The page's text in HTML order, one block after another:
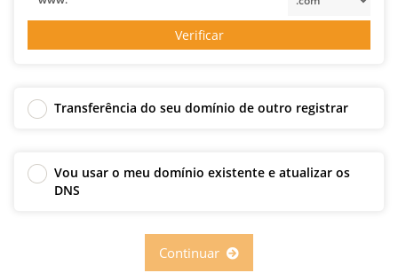
Verificar
Transferência do seu domínio de outro registrar
Vou usar o meu domínio existente e atualizar os
DNS